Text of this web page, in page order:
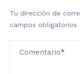
Tu dirección de
campos obligatorios
Comentario*